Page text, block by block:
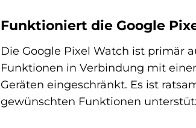
Funktioniert die Google
Die Google Pixel Watch ist primär
Funktionen in Verbindung mit
Geräten eingeschränkt. Es ist
gewünschten Funktionen